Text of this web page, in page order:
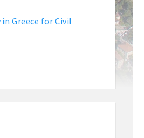
Greece for Civil